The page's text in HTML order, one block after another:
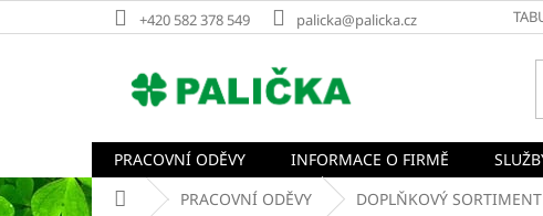
na
+420 582 378 549 palicka@palicka.cz
PRACOVNÍ ODĚVY INFORMACE O FIRMĚ
Domů PRACOVNÍ ODĚVY DOPLŇKOVÝ SORTIMENT